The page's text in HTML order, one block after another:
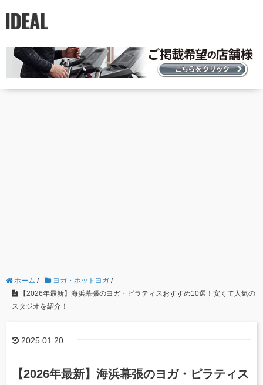
ホーム / ヨガ・ホットヨガ /
【2026年最新】海浜幕張のヨガ・ピラティスおすすめ10選！安くて人気の
スタジオを紹介！
2025.01.20
【2026年最新】海浜幕張のヨガ・ピラティス